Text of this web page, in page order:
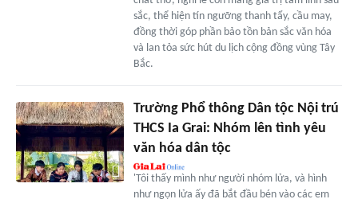
sắc, thể hiện tín ngưỡng thanh tẩy, cầu may,
đồng thời góp phần bảo tồn bản sắc văn hóa
và lan tỏa sức hút du lịch cộng đồng vùng Tây
Bắc.
Trường Phổ thông Dân tộc Nội trú
THCS Ia Grai: Nhóm lên tình yêu
văn hóa dân tộc
'Tôi thấy mình như người nhóm lửa, và hình
như ngọn lửa ấy đã bắt đầu bén vào các em